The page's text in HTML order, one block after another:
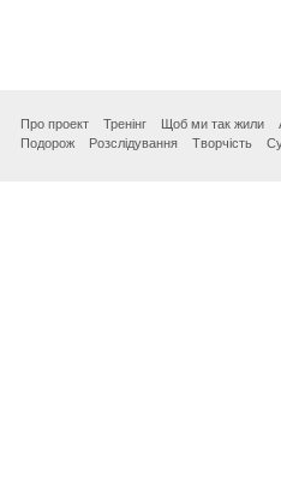
Про проект Тренінг Щоб ми так жили
Подорож
Розслідування Творчість